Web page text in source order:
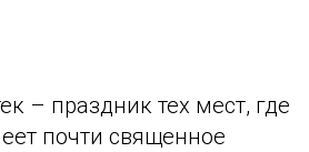
– праздник тех мест, где
почти священное